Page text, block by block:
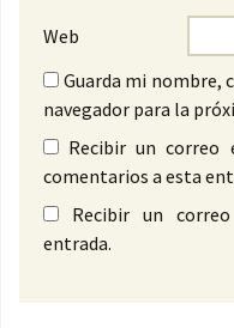
Web
Guarda mi nombre,
navegador para la
Recibir un correo
comentarios a esta
Recibir un
entrada.